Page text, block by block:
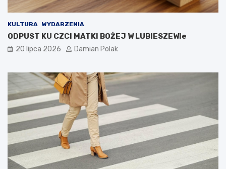
KULTURA WYDARZENIA
ODPUST KU CZCI MATKI BOŻEJ W LUBIESZEWIe
20 lipca 2026 Damian Polak